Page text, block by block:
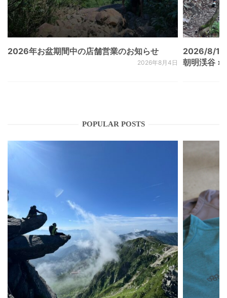
2026年お盆期間中の店舗営業のお知らせ
2026年8月4日
2026/8/
朝明渓谷 ×
POPULAR POSTS